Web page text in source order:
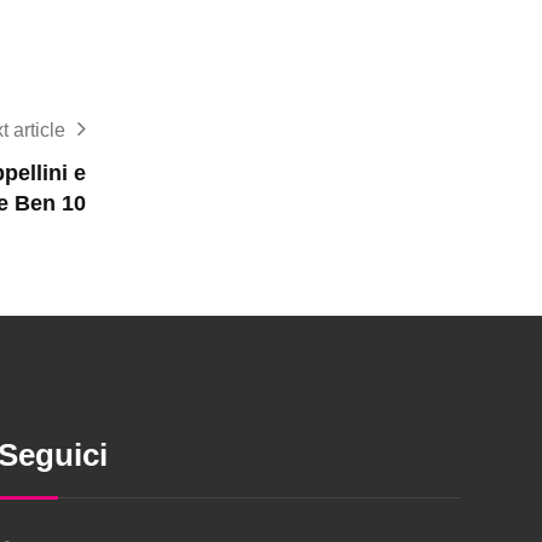
article
e
Ben 10
Seguici